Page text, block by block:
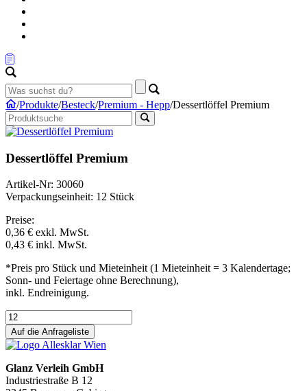
/Produkte/Besteck/Premium - Hepp/Dessertlöffel Premium
Dessertlöffel Premium
Artikel-Nr: 30060
Verpackungseinheit: 12 Stück
Preise:
0,36 € exkl. MwSt.
0,43 € inkl. MwSt.
*Preis pro Stück und Mieteinheit (1 Mieteinheit = 3 Kalendertage;
Sonn- und Feiertage ohne Berechnung),
inkl. Endreinigung.
Auf die Anfrageliste
Glanz Verleih GmbH
Industriestraße B 12